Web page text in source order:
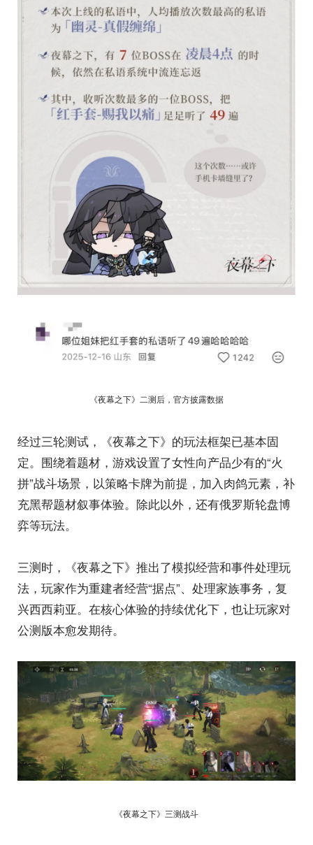
《夜幕之下》二测后，官方披露数据
经过三轮测试，《夜幕之下》的玩法框架已基本固
定。围绕着题材，游戏设置了女性向产品少有的“火
拼”战斗场景，以策略卡牌为前提，加入肉鸽元素，补
充黑帮题材叙事体验。除此以外，还有俄罗斯轮盘博
弈等玩法。
三测时，《夜幕之下》推出了模拟经营和事件处理玩
法，玩家作为重建者经营“据点”、处理家族事务，复
兴西西莉亚。在核心体验的持续优化下，也让玩家对
公测版本愈发期待。
《夜幕之下》三测战斗